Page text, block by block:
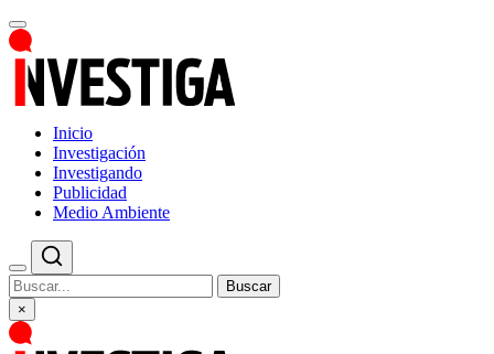
Inicio
Investigación
Investigando
Publicidad
Medio Ambiente
Buscar
×